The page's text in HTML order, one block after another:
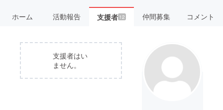
ホーム 活動報告 支援者 12 仲間募集 コメント
支援者はい
ません。